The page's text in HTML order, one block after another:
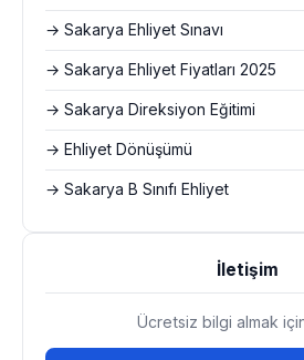
→ Sakarya Ehliyet Sınavı
→ Sakarya Ehliyet Fiyatları 2025
→ Sakarya Direksiyon Eğitimi
→ Ehliyet Dönüşümü
→ Sakarya B Sınıfı Ehliyet
İletişim
Ücretsiz bilgi almak